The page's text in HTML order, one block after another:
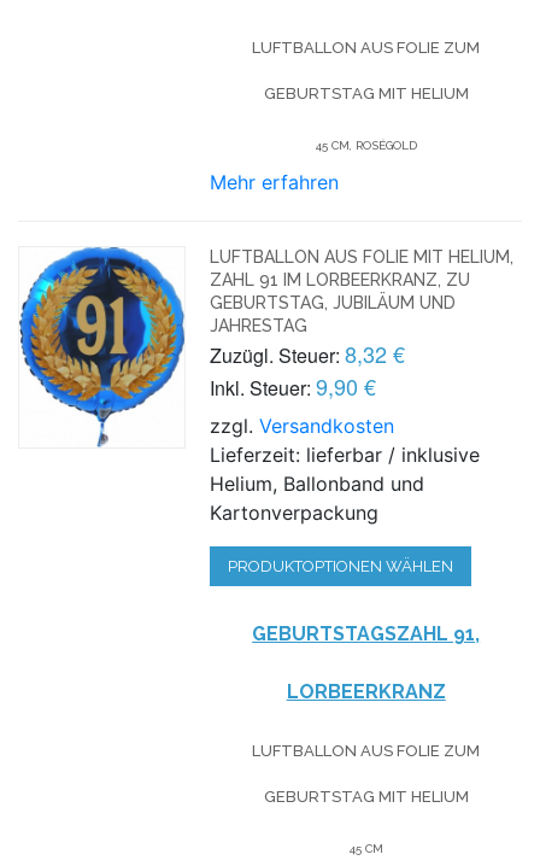
LUFTBALLON AUS FOLIE ZUM
GEBURTSTAG MIT HELIUM
45 CM, ROSÉGOLD
Mehr erfahren
LUFTBALLON AUS FOLIE MIT HELIUM,
ZAHL 91 IM LORBEERKRANZ, ZU
GEBURTSTAG, JUBILÄUM UND
JAHRESTAG
Zuzügl. Steuer: 8,32 €
Inkl. Steuer: 9,90 €
zzgl.Versandkosten
Lieferzeit: lieferbar / inklusive
Helium, Ballonband und
Kartonverpackung
PRODUKTOPTIONEN WÄHLEN
GEBURTSTAGSZAHL 91,
LORBEERKRANZ
LUFTBALLON AUS FOLIE ZUM
GEBURTSTAG MIT HELIUM
45 CM